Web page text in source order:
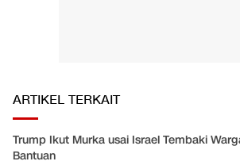
ARTIKEL TERKAIT
Trump Ikut Murka usai Israel Tembaki
Bantuan